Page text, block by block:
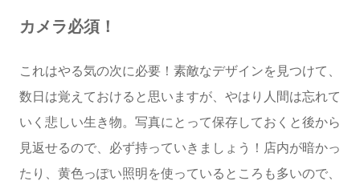
カメラ必須！
これはやる気の次に必要！素敵なデザインを見つけて、
数日は覚えておけると思いますが、やはり人間は忘れて
いく悲しい生き物。写真にとって保存しておくと後から
見返せるので、必ず持っていきましょう！店内が暗かっ
たり、黄色っぽい照明を使っているところも多いので、